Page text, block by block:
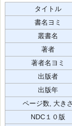
タイトル
書名ヨミ
叢書名
著者
著者名ヨミ
出版者
出版年
ページ数, 大きさ
NDC１０版